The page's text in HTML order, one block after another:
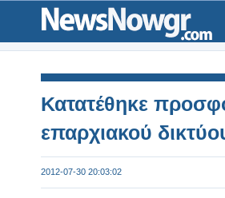
Κατατέθηκε
επαρχιακού
2012-07-30 20:03:02